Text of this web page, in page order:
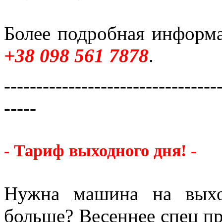
Более подробная
+38 098 561 7878.
-----
- Тариф выходного дня! -
Нужна машина на
больше? Весеннее спец